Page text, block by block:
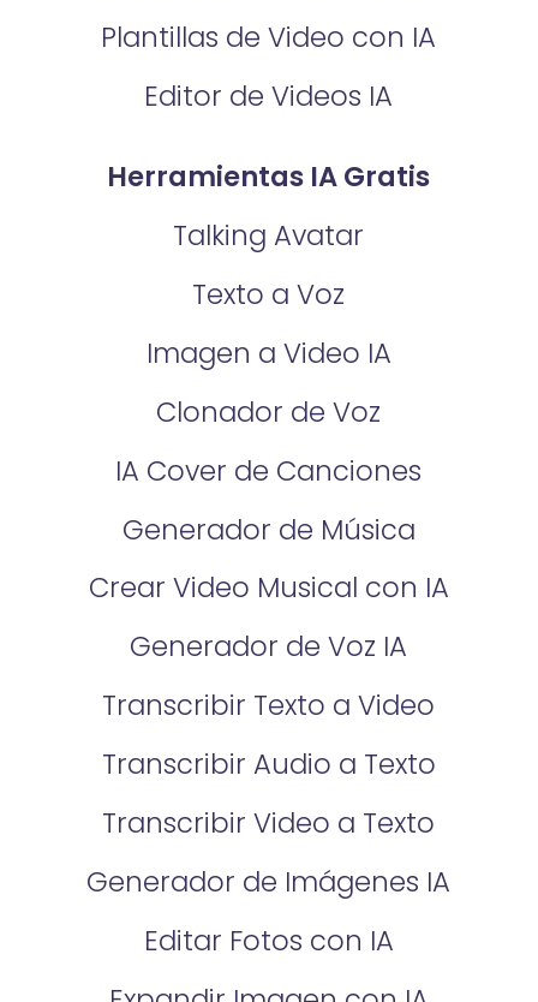
Plantillas de Video con IA
Editor de Videos IA
Herramientas IA Gratis
Talking Avatar
Texto a Voz
Imagen a Video IA
Clonador de Voz
IA Cover de Canciones
Generador de Música
Crear Video Musical con IA
Generador de Voz IA
Transcribir Texto a Video
Transcribir Audio a Texto
Transcribir Video a Texto
Generador de Imágenes IA
Editar Fotos con IA